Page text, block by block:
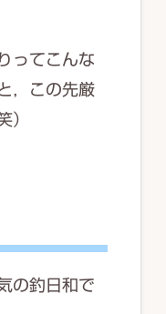
ってこんな
，この先厳
）
の釣日和で